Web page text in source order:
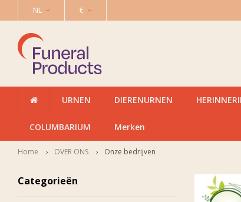
NL €
URNEN DIERENURNEN
COLUMBARIUM Merken
Home OVER ONS Onze bedrijven
Categorieën